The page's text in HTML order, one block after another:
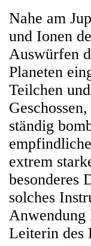
Nahe am
und Ionen
Auswürfen
Planeten
Teilchen
ständig
extrem
besonderes
solches
Anwendung
Leiterin des